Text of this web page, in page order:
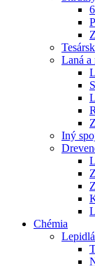
Laná a
Iný
Chémia